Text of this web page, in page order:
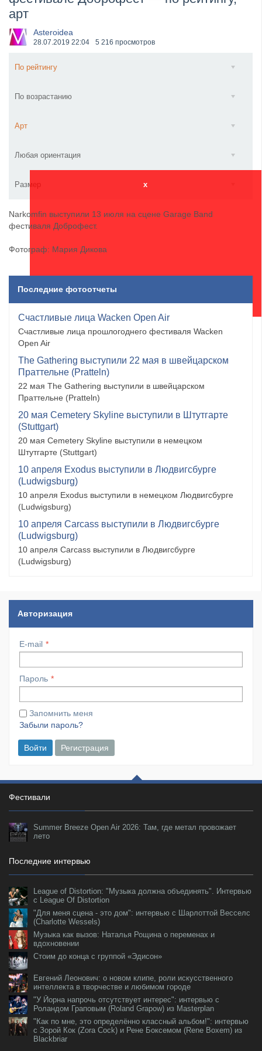
арт
Asteroidea
28.07.2019 22:04 5 216 просмотров
По рейтингу
По возрастанию
Арт
Любая ориентация
Размер x
Narkomfin выступили 13 июля на сцене Garage Band
фестиваля Доброфест.
Фотограф: Мария Дикова
Последние фотоотчеты
Счастливые лица Wacken Open Air
Счастливые лица прошлогоднего фестиваля Wacken
Open Air
The Gathering выступили 22 мая в швейцарском
Праттельне (Pratteln)
22 мая The Gathering выступили в швейцарском
Праттельне (Pratteln)
20 мая Cemetery Skyline выступили в Штутгарте
(Stuttgart)
20 мая Cemetery Skyline выступили в немецком
Штутгарте (Stuttgart)
10 апреля Exodus выступили в Людвигсбурге
(Ludwigsburg)
10 апреля Exodus выступили в немецком Людвигсбурге
(Ludwigsburg)
10 апреля Carcass выступили в Людвигсбурге
(Ludwigsburg)
10 апреля Carcass выступили в Людвигсбурге
(Ludwigsburg)
Авторизация
E-mail
Пароль
Запомнить меня
Забыли пароль?
Войти Регистрация
Фестивали
Summer Breeze Open Air 2026: Там, где метал провожает
лето
Последние интервью
League of Distortion: "Музыка должна объединять". Интервью
с League Of Distortion
"Для меня сцена - это дом": интервью с Шарлоттой Весселс
(Charlotte Wessels)
Музыка как вызов: Наталья Рощина о переменах и
вдохновении
Стоим до конца с группой «Эдисон»
Евгений Леонович: о новом клипе, роли искусственного
интеллекта в творчестве и любимом городе
"У Йорна напрочь отсутствует интерес": интервью с
Роландом Граповым (Roland Grapow) из Masterplan
"Как по мне, это определённо классный альбом!": интервью
с Зорой Кок (Zora Cock) и Рене Боксемом (Rene Boxem) из
Blackbriar